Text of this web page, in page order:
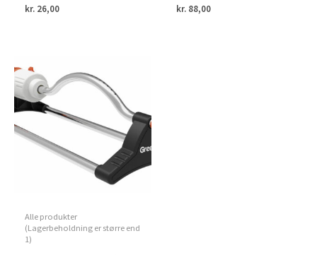
kr. 26,00 kr. 88,00
Alle produkter
(Lagerbeholdning er større end
1)